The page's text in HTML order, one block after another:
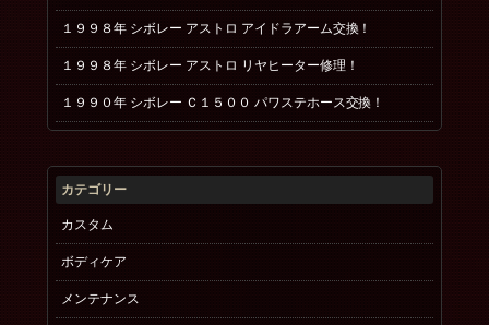
１９９８年 シボレー アストロ アイドラアーム交換！
１９９８年 シボレー アストロ リヤヒーター修理！
１９９０年 シボレー Ｃ１５００ パワステホース交換！
カテゴリー
カスタム
ボディケア
メンテナンス